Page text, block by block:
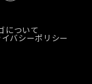
について
バシーポリシー